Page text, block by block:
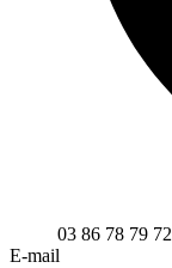
03 86 78 79 72
E-mail